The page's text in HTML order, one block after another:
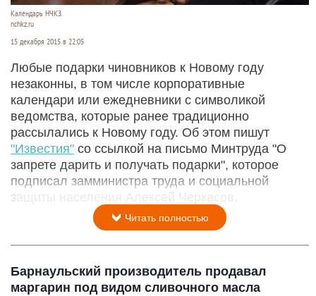
Календарь НЧКЗ.
nchkz.ru
15 декабря 2015 в 22:05
Любые подарки чиновников к Новому году
незаконны, в том числе корпоративные
календари или ежедневники с символикой
ведомства, которые ранее традиционно
рассылались к Новому году. Об этом пишут
"Известия" со ссылкой на письмо Минтруда "О
запрете дарить и получать подарки", которое
подписал замминистра труда и социальной
защиты населения Алексей Черкасов.
Читать полностью
Барнаульский производитель продавал
маргарин под видом сливочного масла